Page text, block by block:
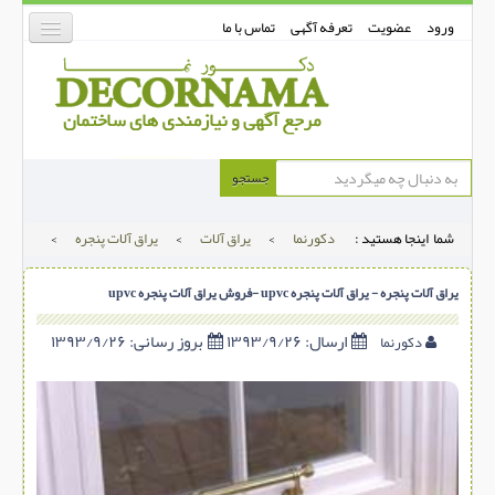
ورود عضویت تعرفه آگهی تماس با ما
دکورنما
دیوارپوش
دکوراسیون داخلی
درب و پنجره
مصالح ساختمانی
جستجو
شما اینجا هستید : دکورنما > یراق آلات > یراق آلات پنجره >
یراق آلات پنجره - یراق آلات پنجره upvc -فروش یراق آلات پنجره upvc
دکورنما ارسال:۱۳۹۳/۹/۲۶ بروز رسانی: